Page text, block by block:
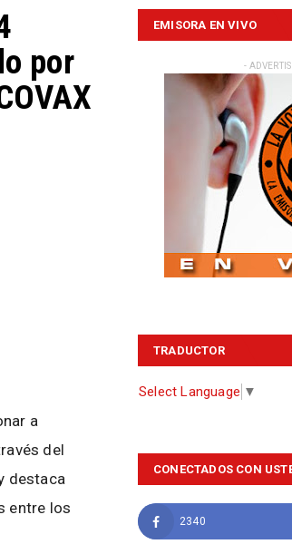
por
a
del
destaca
entre los
EMISORA EN VIVO
-
TRADUCTOR
Select Language ▼
CONECTADOS CON
2340